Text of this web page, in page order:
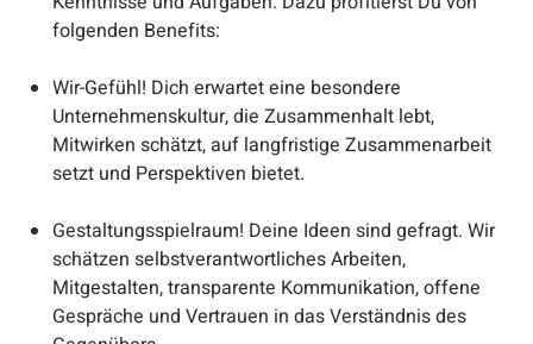
folgenden Benefits:
Wir-Gefühl! Dich erwartet eine besondere
Unternehmenskultur, die Zusammenhalt lebt,
Mitwirken schätzt, auf langfristige Zusammenarbeit
setzt und Perspektiven bietet.
Gestaltungsspielraum! Deine Ideen sind gefragt. Wir
schätzen selbstverantwortliches Arbeiten,
Mitgestalten, transparente Kommunikation, offene
Gespräche und Vertrauen in das Verständnis des